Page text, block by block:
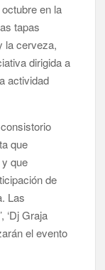
víctimas de
en Santa Cruz
sexta edición
de falta de
de las islas
en la
tapas
la cerveza,
dirigida a
actividad
que
que
de
Las
‘Dj Graja
el evento